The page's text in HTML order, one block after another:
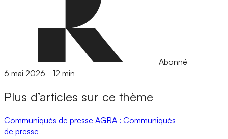
Abonné
6 mai 2026 - 12 min
Plus d’articles sur ce thème
Communiqués de presse AGRA : Communiqués
de presse